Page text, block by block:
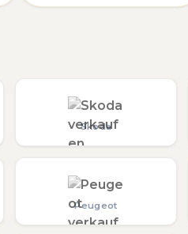
Skoda
Peugeot